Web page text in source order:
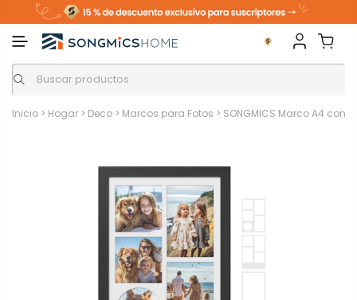
Inicio > Hogar > Deco > Marcos para Fotos > SONGMICS Marco A4 con